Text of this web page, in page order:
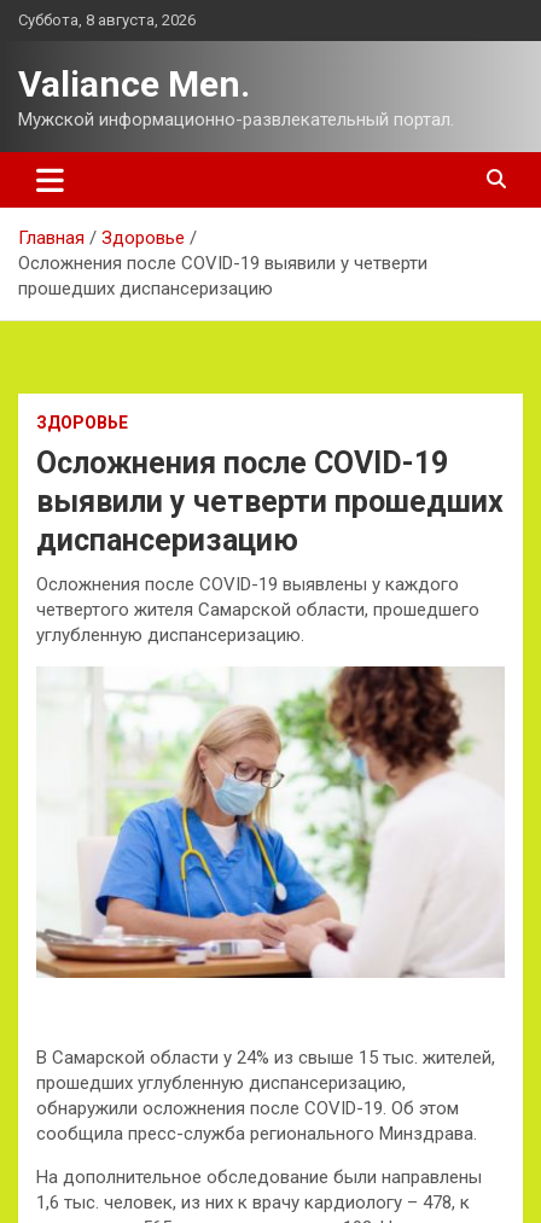
Перейти
Суббота, 8 августа, 2026
Valiance Men.
Мужской информационно-развлекательный портал.
Главная
Здоровье
Осложнения после COVID-19 выявили у четверти
прошедших диспансеризацию
ЗДОРОВЬЕ
Осложнения после COVID-19
выявили у четверти прошедших
диспансеризацию
Осложнения после COVID-19 выявлены у каждого
четвертого жителя Самарской области, прошедшего
углубленную диспансеризацию.
В Самарской области у 24% из свыше 15 тыс. жителей,
прошедших углубленную диспансеризацию,
обнаружили осложнения после COVID-19. Об этом
сообщила пресс-служба регионального Минздрава.
На дополнительное обследование были направлены
1,6 тыс. человек, из них к врачу кардиологу – 478, к